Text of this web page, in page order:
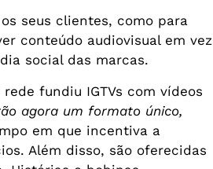
seus clientes, como para
conteúdo audiovisual em vez
social das marcas.
fundiu IGTVs com vídeos
agora um formato único,
em que incentiva a
Além disso, são oferecidas